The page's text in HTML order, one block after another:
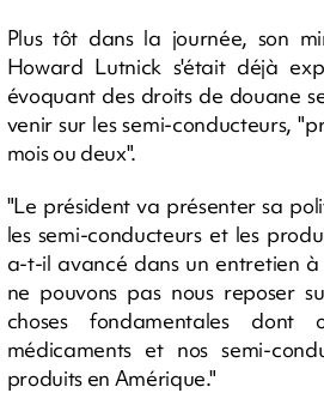
Plus tôt dans la journée, son
Howard Lutnick s'était déjà
évoquant des droits de douane
venir sur les semi-conducteurs,
mois ou deux".
"Le président va présenter sa
les semi-conducteurs et les
a-t-il avancé dans un entretien
ne pouvons pas nous reposer
choses fondamentales
médicaments et nos semi-
produits en Amérique."